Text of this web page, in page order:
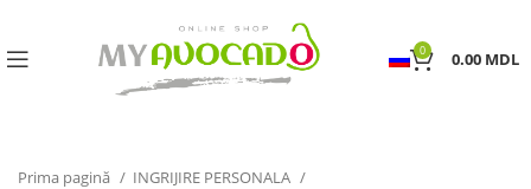
0 0.00 MDL
Prima pagină
INGRIJIRE PERSONALA